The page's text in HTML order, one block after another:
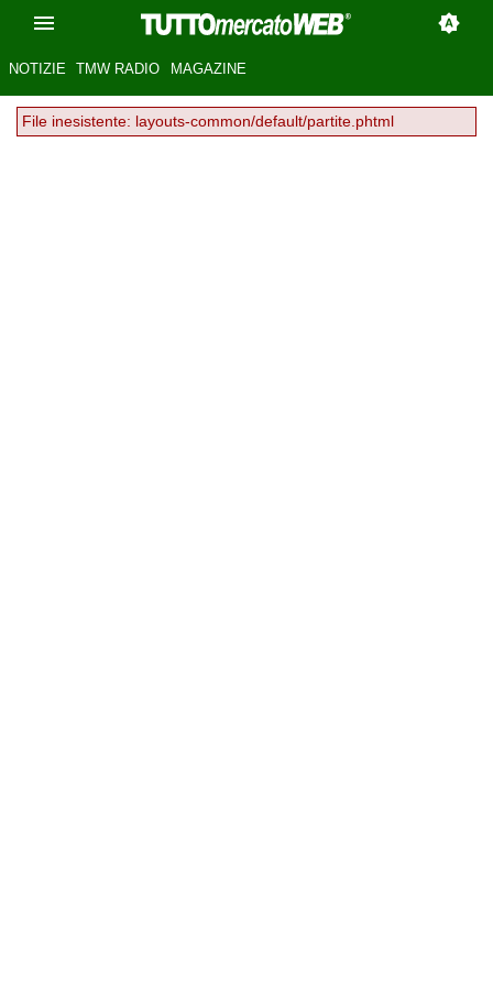
NOTIZIE TMW RADIO MAGAZINE
File inesistente: layouts-common/default/partite.phtml